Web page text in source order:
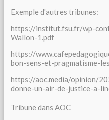
Exemple d'autres tribunes:
https://institut.fsu.fr/wp-
Wallon-1.pdf
https://
bon-sens-et-pragmatisme-
https://aoc.media/opinion/
donne-un-air-de-justice-a-
Tribune dans AOC